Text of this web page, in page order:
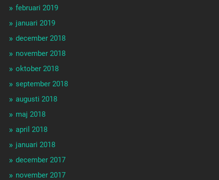
februari 2019
januari 2019
december 2018
november 2018
oktober 2018
september 2018
augusti 2018
maj 2018
april 2018
januari 2018
december 2017
november 2017